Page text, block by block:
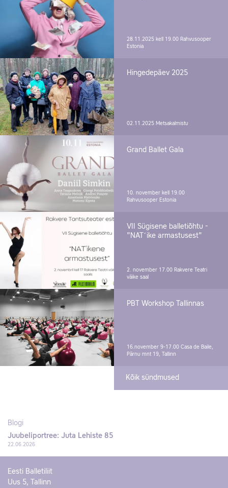
28.11.2025 kell 19.00 Rahvusooper
Estonia
Hingedepäev 2025
02.11.2025 Metsakalmistu
Grand Ballet Gala
10. november kell 19.00
Rahvusooper Estonia
VII Sügisene balletiõhtu -
"NAT´ike armastusest"
2. november 17.00 Rakvere Teatri
väike saal
PBT Workshop Tallinnas
16.november 9-17.00 Casa de Baile,
Pärnu mnt 19, Tallinn
Kõik sündmused
Blogi
Juubeliportree: Juta Lehiste 85
22.06.2026
Eesti Balletiliit
Uus 5, Tallinn